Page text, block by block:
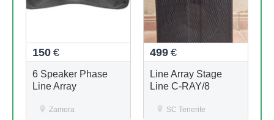
150 €
6 Speaker Phase
Line Array
Zamora
499 €
Line Array Stage
Line C-RAY/8
SC Tenerife